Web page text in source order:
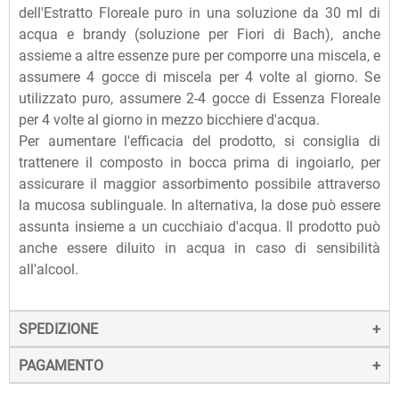
dell'Estratto Floreale puro in una soluzione da 30 ml di
acqua e brandy (soluzione per Fiori di Bach), anche
assieme a altre essenze pure per comporre una miscela, e
assumere 4 gocce di miscela per 4 volte al giorno. Se
utilizzato puro, assumere 2-4 gocce di Essenza Floreale
per 4 volte al giorno in mezzo bicchiere d'acqua.
Per aumentare l'efficacia del prodotto, si consiglia di
trattenere il composto in bocca prima di ingoiarlo, per
assicurare il maggior assorbimento possibile attraverso
la mucosa sublinguale. In alternativa, la dose può essere
assunta insieme a un cucchiaio d'acqua. Il prodotto può
anche essere diluito in acqua in caso di sensibilità
all'alcool.
SPEDIZIONE
La spedizione dei prodotti avviene entro 24 ore dall'ordine
(sabato e festivi esclusi), tramite corriere SDA.
PAGAMENTO